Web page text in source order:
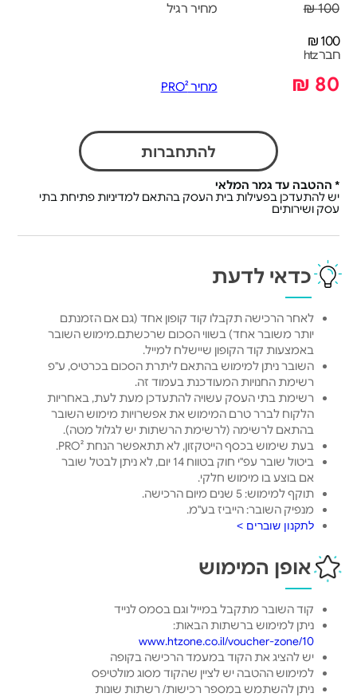
100 ₪ מחיר רגיל
100 ₪
חבר htz
80 ₪ מחיר PRO²
להתחברות
* ההטבה עד גמר המלאי
יש להתעדכן בפעילות בית העסק בהתאם למדיניות פתיחת בתי
עסק ושירותים
כדאי לדעת
לאחר הרכישה תקבלו קוד קופון אחד (גם אם הזמנתם
יותר משובר אחד) בשווי הסכום שרכשתם.מימוש השובר
באמצעות קוד הקופון שיישלח למייל.
השובר ניתן למימוש בהתאם ליתרת הסכום בכרטיס, ע"פ
רשימת החנויות המעודכנת בעמוד זה.
רשימת בתי העסק עשויה להתעדכן מעת לעת, באחריות
הלקוח לברר טרם המימוש את אפשרויות מימוש השובר
בהתאם לרשימה (לרשימת הרשתות יש לגלול מטה).
בעת שימוש בכסף הייטקזון, לא תתאפשר הנחת PRO².
ביטול שובר עפ"י חוק בטווח 14 יום, לא ניתן לבטל שובר
אם בוצע בו מימוש חלקי.
תוקף למימוש: 5 שנים מיום הרכישה.
מנפיק השובר: הייביז בע"מ.
לתקנון שוברים >
אופן המימוש
קוד השובר מתקבל במייל וגם בסמס לנייד
ניתן למימוש ברשתות הבאות:
www.htzone.co.il/voucher-zone/10
יש להציג את הקוד במעמד הרכישה בקופה
למימוש ההטבה יש לציין שהקוד מסוג מולטיפס
ניתן להשתמש במספר רכישות/ רשתות שונות